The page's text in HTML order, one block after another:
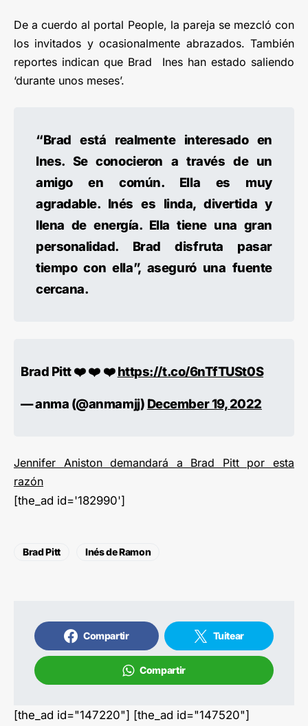
De a cuerdo al portal People, la pareja se mezcló con
los invitados y ocasionalmente abrazados. También
reportes indican que Brad Ines han estado saliendo
‘durante unos meses’.
“Brad está realmente interesado en
Ines. Se conocieron a través de un
amigo en común. Ella es muy
agradable. Inés es linda, divertida y
llena de energía. Ella tiene una gran
personalidad. Brad disfruta pasar
tiempo con ella”, aseguró una fuente
cercana.
Brad Pitt ❤️ ❤️ ❤️https://t.co/6nTfTUSt0S
— anma (@anmamjj) December 19, 2022
Jennifer Aniston demandará a Brad Pitt por esta
razón
[the_ad id='182990']
Brad Pitt Inés de Ramon
Compartir Tuitear
Compartir
[the_ad id="147220"] [the_ad id="147520"]